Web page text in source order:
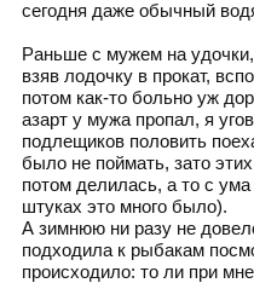
сегодня даже обычный
Раньше с мужем на удочки,
взяв лодочку в прокат,
потом как-то больно уж
азарт у мужа пропал, я
подлещиков половить
было не поймать, зато
потом делилась, а то с
штуках это много было).
А зимнюю ни разу не
подходила к рыбакам
происходило: то ли при